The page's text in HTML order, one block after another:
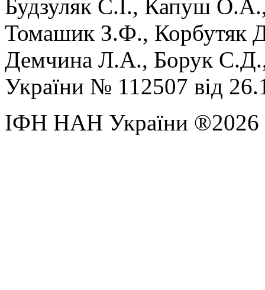
Будзуляк С.І., Капуш
Томашик З.Ф.,
Демчина Л.А., Борук
України № 112507 від
ІФН НАН України ®2026